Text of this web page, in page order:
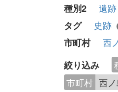
種別2 遺跡
タグ 史跡
市町村 西
絞り込み
市町村 西